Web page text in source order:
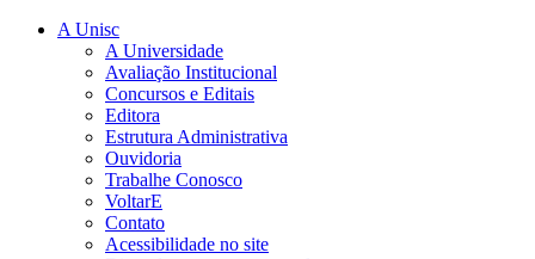
A Unisc
A Universidade
Avaliação Institucional
Concursos e Editais
Editora
Estrutura Administrativa
Ouvidoria
Trabalhe Conosco
VoltarE
Contato
Acessibilidade no site